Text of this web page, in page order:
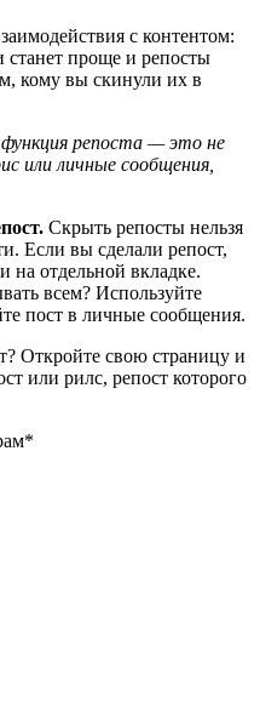
с контентом:
станет проще и репосты
кому вы скинули их в
репоста — это не
или личные сообщения,
Скрыть репосты нельзя
Если вы сделали репост,
на отдельной вкладке.
всем? Используйте
пост в личные сообщения.
Откройте свою страницу и
или рилс, репост которого